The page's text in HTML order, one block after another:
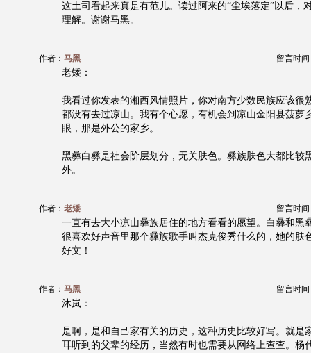
这土司看起来真是有范儿。读过阿来的“尘埃落定”以后，
理解。谢谢马黑。
作者： 马黑 留言时间
老矮：
我看过你发表的湘西风情照片，你对南方少数民族应该很
都没有去过凉山。我有个心愿，有机会到凉山金阳县菠萝
眼，那是外公的家乡。
黑彝白彝是社会阶层划分，无关肤色。彝族肤色大都比较
外。
作者： 老矮 留言时间
一直有去大小凉山彝族居住的地方看看的愿望。白彝和黑
很喜欢好声音里那个彝族歌手叫杰克俊秀什么的，她的肤
好文！
作者： 马黑 留言时间
沐岚：
是啊，是和自己家有关的历史，这种历史比较好写。就是
耳听到的父辈的经历，当然有时也需要从网络上查查。杨